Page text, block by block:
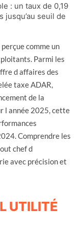
: un taux de 0,19
jusqu’au seuil de
comme un
Parmi les
d affaires des
taxe ADAR,
de la
l année 2025, cette
Comprendre les
chef d
avec précision et
UTILITÉ